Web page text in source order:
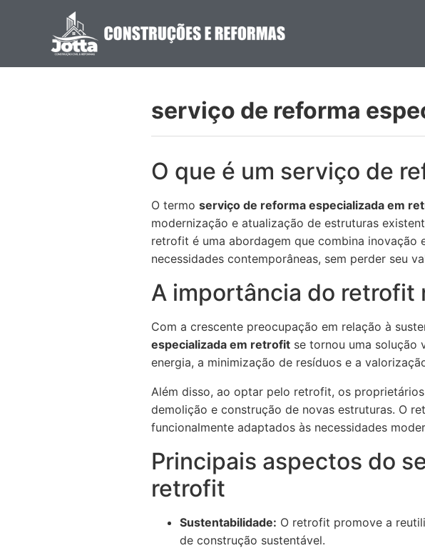
serviço de reforma
O que é um serviço de
O termo serviço de reforma especializada em
modernização e atualização de estruturas
retrofit é uma abordagem que combina
necessidades contemporâneas, sem perder seu
A importância do retrofit
Com a crescente preocupação em relação à
especializada em retrofit se tornou uma solução
energia, a minimização de resíduos e a
Além disso, ao optar pelo retrofit, os
demolição e construção de novas estruturas. O
funcionalmente adaptados às necessidades
Principais aspectos do
retrofit
Sustentabilidade: O retrofit promove a
de construção sustentável.